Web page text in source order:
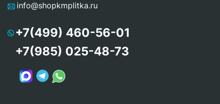
info@shopkmplitka.ru
+7(499) 460-56-01
+7(985) 025-48-73